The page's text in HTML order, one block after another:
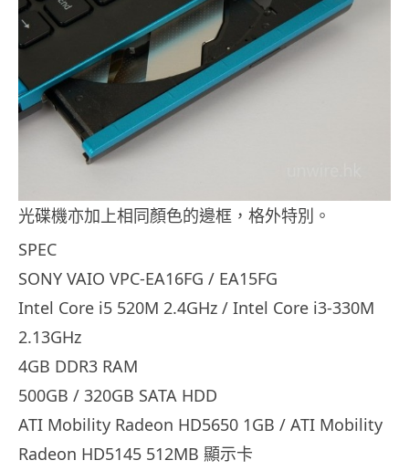
光碟機亦加上相同顏色的邊框，格外特別。
SPEC
SONY VAIO VPC-EA16FG / EA15FG
Intel Core i5 520M 2.4GHz / Intel Core i3-330M
2.13GHz
4GB DDR3 RAM
500GB / 320GB SATA HDD
ATI Mobility Radeon HD5650 1GB / ATI Mobility
Radeon HD5145 512MB 顯示卡